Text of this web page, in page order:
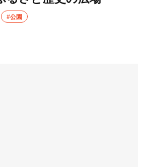
#公園